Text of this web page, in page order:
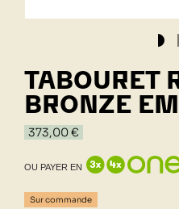
TABOURET
BRONZE
373,00 €
OU PAYER EN
Sur commande